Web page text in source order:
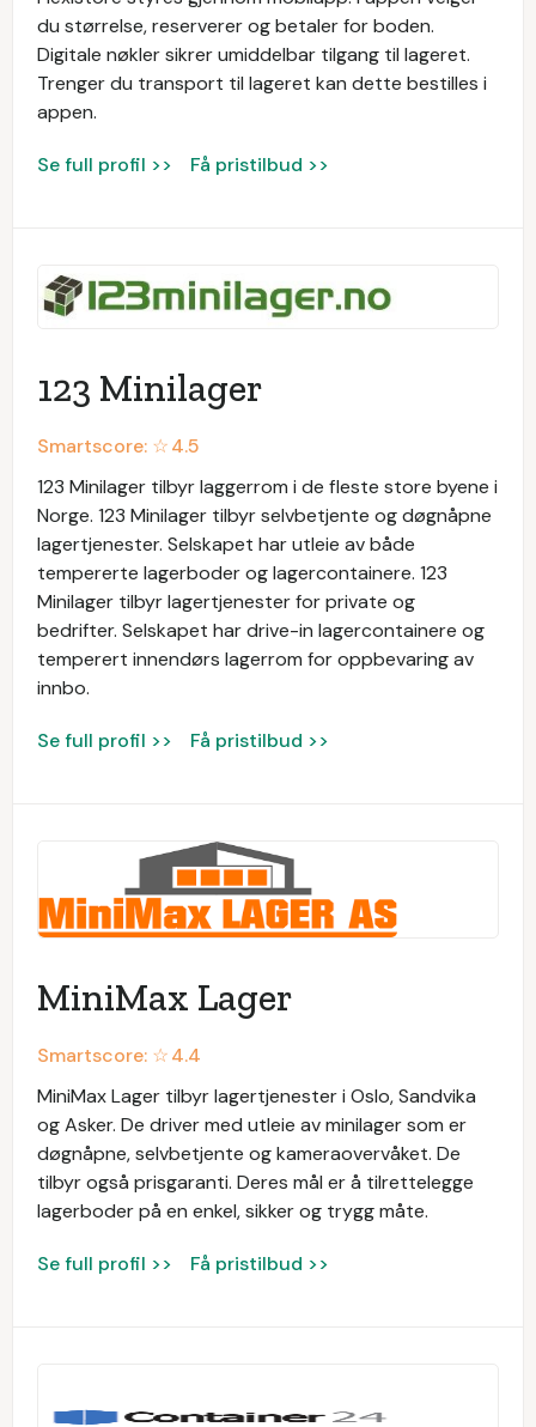
du størrelse, reserverer og betaler for boden.
Digitale nøkler sikrer umiddelbar tilgang til lageret.
Trenger du transport til lageret kan dette bestilles i
appen.
Se full profil >> Få pristilbud >>
123 Minilager
Smartscore: ☆4.5
123 Minilager tilbyr laggerrom i de fleste store byene i
Norge. 123 Minilager tilbyr selvbetjente og døgnåpne
lagertjenester. Selskapet har utleie av både
tempererte lagerboder og lagercontainere. 123
Minilager tilbyr lagertjenester for private og
bedrifter. Selskapet har drive-in lagercontainere og
temperert innendørs lagerrom for oppbevaring av
innbo.
Se full profil >> Få pristilbud >>
MiniMax Lager
Smartscore: ☆4.4
MiniMax Lager tilbyr lagertjenester i Oslo, Sandvika
og Asker. De driver med utleie av minilager som er
døgnåpne, selvbetjente og kameraovervåket. De
tilbyr også prisgaranti. Deres mål er å tilrettelegge
lagerboder på en enkel, sikker og trygg måte.
Se full profil >> Få pristilbud >>